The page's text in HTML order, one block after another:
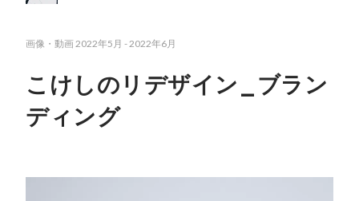
画像・動画2022年5月 -2022年6月
こけしのリデザイン_ブラン
ディング